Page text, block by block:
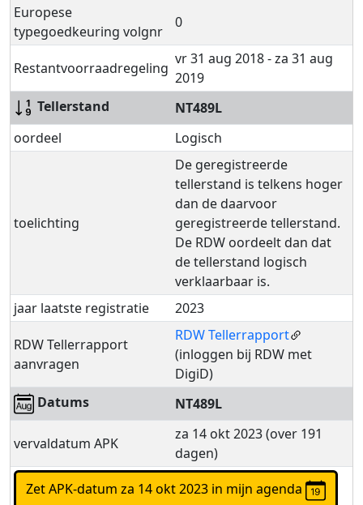
Europese
typegoedkeuring volgnr
0
Restantvoorraadregeling
vr 31 aug 2018 - za 31 aug
2019
Tellerstand
NT489L
oordeel
Logisch
toelichting
De geregistreerde
tellerstand is telkens hoger
dan de daarvoor
geregistreerde tellerstand.
De RDW oordeelt dan dat
de tellerstand logisch
verklaarbaar is.
jaar laatste registratie
2023
RDW Tellerrapport
aanvragen
RDW Tellerrapport
(inloggen bij RDW met
DigiD)
Datums
NT489L
vervaldatum APK
za 14 okt 2023 (over 191
dagen)
Zet APK-datum za 14 okt 2023 in mijn agenda